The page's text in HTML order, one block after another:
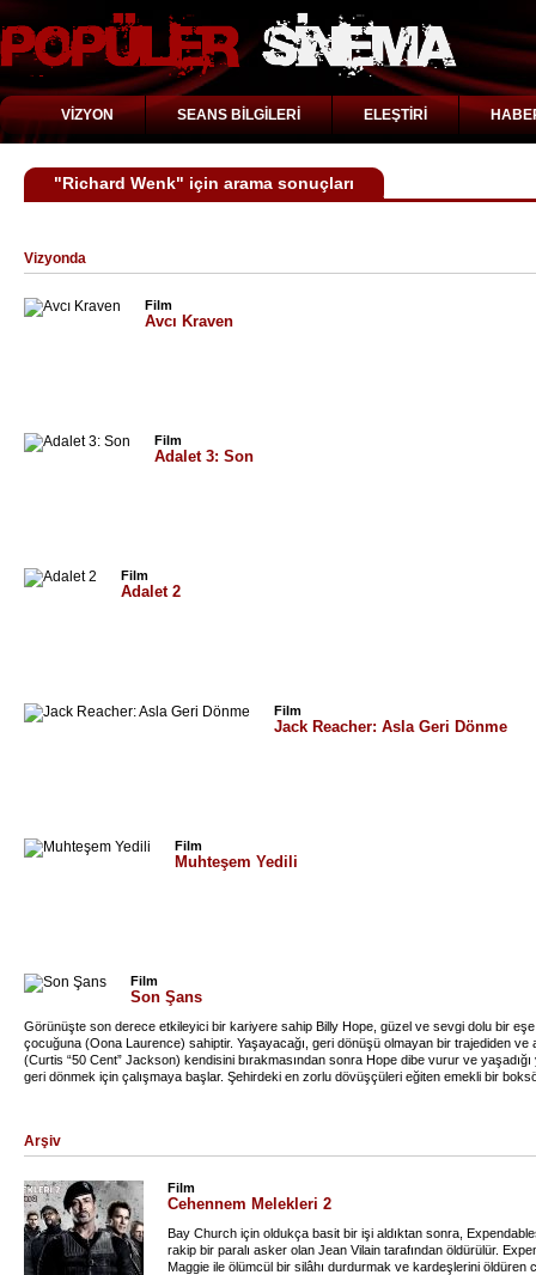
VİZYON SEANS BİLGİLERİ ELEŞTİRİ
"Richard Wenk" için arama sonuçları
Vizyonda
Film
Avcı Kraven
Film
Adalet 3: Son
Film
Adalet 2
Film
Jack Reacher: Asla Geri Dönme
Film
Muhteşem Yedili
Film
Son Şans
Görünüşte son derece etkileyici bir kariyere sahip Billy Hope, güzel ve sevgi dolu bir
çocuğuna (Oona Laurence) sahiptir. Yaşayacağı, geri dönüşü olmayan bir trajediden ve
(Curtis “50 Cent” Jackson) kendisini bırakmasından sonra Hope dibe vurur ve
geri dönmek için çalışmaya başlar. Şehirdeki en zorlu dövüşçüleri eğiten emekli bir
Arşiv
Film
Cehennem Melekleri 2
Bay Church için oldukça basit bir işi aldıktan sonra,
rakip bir paralı asker olan Jean Vilain tarafından öldürülür.
Maggie ile ölümcül bir silâhı durdurmak ve kardeşlerini öldüren